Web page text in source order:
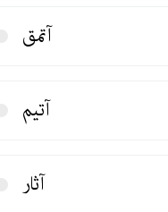
آتمق
آتیم
آثار